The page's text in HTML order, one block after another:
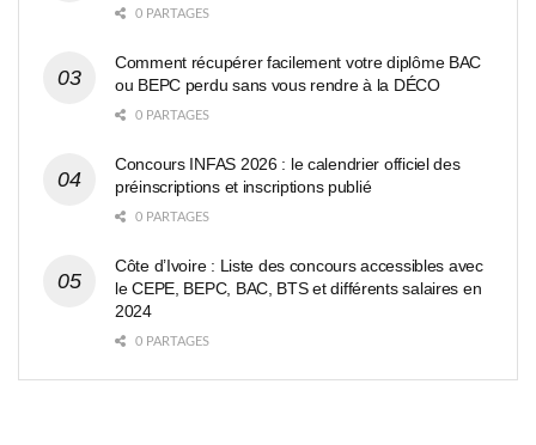
0 PARTAGES
Comment récupérer facilement votre diplôme BAC
ou BEPC perdu sans vous rendre à la DÉCO
0 PARTAGES
Concours INFAS 2026 : le calendrier officiel des
préinscriptions et inscriptions publié
0 PARTAGES
Côte d’Ivoire : Liste des concours accessibles avec
le CEPE, BEPC, BAC, BTS et différents salaires en
2024
0 PARTAGES